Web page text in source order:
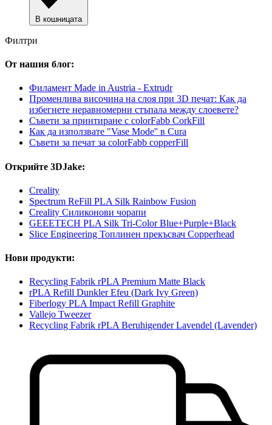
В кошницата
Филтри
От нашия блог:
Филамент Made in Austria - Extrudr
Променлива височина на слоя при 3D печат: Как да
избегнете неравномерни стъпала между слоевете?
Съвети за принтиране с colorFabb CorkFill
Как да използвате "Vase Mode'' в Cura
Съвети за печат за colorFabb copperFill
Открийте 3DJake:
Creality
Spectrum ReFill PLA Silk Rainbow Fusion
Creality Силиконови чорапи
GEEETECH PLA Silk Tri-Color Blue+Purple+Black
Slice Engineering Топлинен прекъсвач Copperhead
Нови продукти:
Recycling Fabrik rPLA Premium Matte Black
rPLA Refill Dunkler Efeu (Dark Ivy Green)
Fiberlogy PLA Impact Refill Graphite
Vallejo Tweezer
Recycling Fabrik rPLA Beruhigender Lavendel (Lavender)